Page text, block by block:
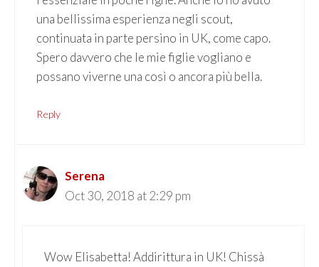
una bellissima esperienza negli scout,
continuata in parte persino in UK, come capo.
Spero davvero che le mie figlie vogliano e
possano viverne una così o ancora più bella.
Reply
Serena
Oct 30, 2018 at 2:29 pm
Wow Elisabetta! Addirittura in UK! Chissà